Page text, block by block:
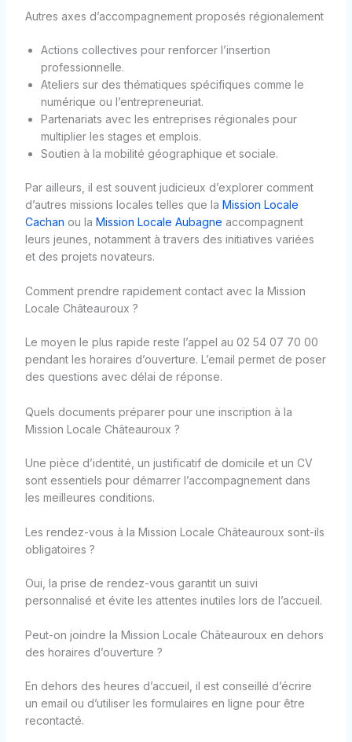
Autres axes d’accompagnement proposés régionalement
Actions collectives pour renforcer l’insertion
professionnelle.
Ateliers sur des thématiques spécifiques comme le
numérique ou l’entrepreneuriat.
Partenariats avec les entreprises régionales pour
multiplier les stages et emplois.
Soutien à la mobilité géographique et sociale.
Par ailleurs, il est souvent judicieux d’explorer comment
d’autres missions locales telles que la Mission Locale
Cachan ou la Mission Locale Aubagne accompagnent
leurs jeunes, notamment à travers des initiatives variées
et des projets novateurs.
Comment prendre rapidement contact avec la Mission
Locale Châteauroux ?
Le moyen le plus rapide reste l’appel au 02 54 07 70 00
pendant les horaires d’ouverture. L’email permet de poser
des questions avec délai de réponse.
Quels documents préparer pour une inscription à la
Mission Locale Châteauroux ?
Une pièce d’identité, un justificatif de domicile et un CV
sont essentiels pour démarrer l’accompagnement dans
les meilleures conditions.
Les rendez-vous à la Mission Locale Châteauroux sont-ils
obligatoires ?
Oui, la prise de rendez-vous garantit un suivi
personnalisé et évite les attentes inutiles lors de l’accueil.
Peut-on joindre la Mission Locale Châteauroux en dehors
des horaires d’ouverture ?
En dehors des heures d’accueil, il est conseillé d’écrire
un email ou d’utiliser les formulaires en ligne pour être
recontacté.